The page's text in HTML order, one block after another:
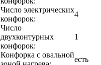
Число электрических
конфорок:
4
Число
двухконтурных
конфорок:
1
Конфорка с овальной
есть